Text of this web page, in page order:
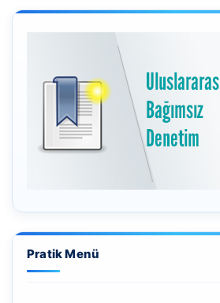
Pratik Menü